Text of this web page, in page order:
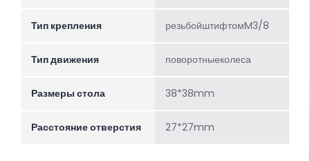
Тип крепления резьбойштифтомM3/8
Тип движения поворотныеколеса
Размеры стола 38*38mm
Расстояние отверстия 27*27mm